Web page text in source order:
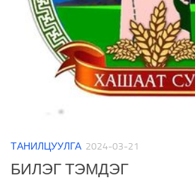
ТАНИЛЦУУЛГА 2024-03-21
БИЛЭГ ТЭМДЭГ